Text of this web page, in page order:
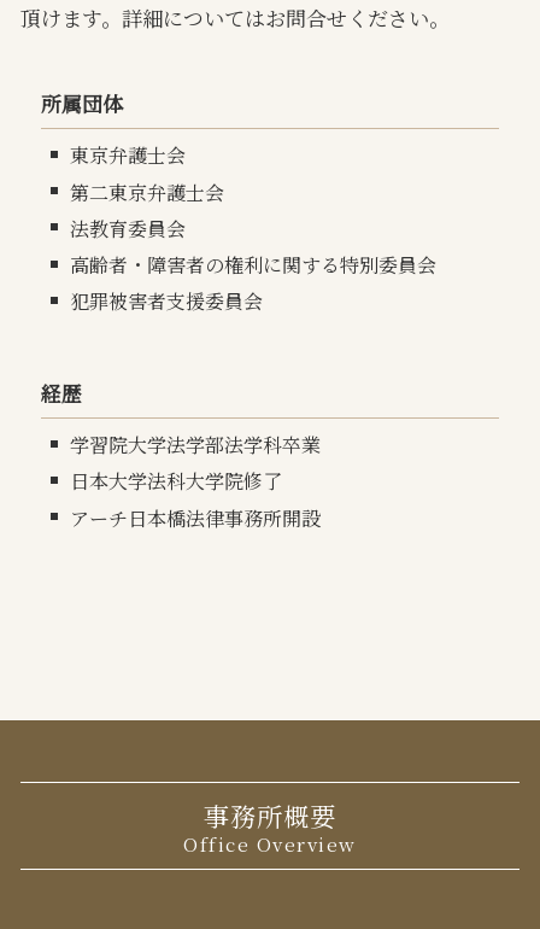
頂けます。詳細についてはお問合せください。
所属団体
東京弁護士会
第二東京弁護士会
法教育委員会
高齢者・障害者の権利に関する特別委員会
犯罪被害者支援委員会
経歴
学習院大学法学部法学科卒業
日本大学法科大学院修了
アーチ日本橋法律事務所開設
事務所概要
Office Overview